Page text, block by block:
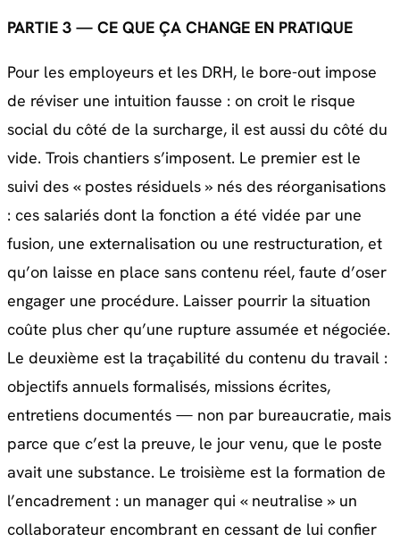
PARTIE 3 — CE QUE ÇA CHANGE EN PRATIQUE
Pour les employeurs et les DRH, le bore-out impose
de réviser une intuition fausse : on croit le risque
social du côté de la surcharge, il est aussi du côté du
vide. Trois chantiers s’imposent. Le premier est le
suivi des « postes résiduels » nés des réorganisations
: ces salariés dont la fonction a été vidée par une
fusion, une externalisation ou une restructuration, et
qu’on laisse en place sans contenu réel, faute d’oser
engager une procédure. Laisser pourrir la situation
coûte plus cher qu’une rupture assumée et négociée.
Le deuxième est la traçabilité du contenu du travail :
objectifs annuels formalisés, missions écrites,
entretiens documentés — non par bureaucratie, mais
parce que c’est la preuve, le jour venu, que le poste
avait une substance. Le troisième est la formation de
l’encadrement : un manager qui « neutralise » un
collaborateur encombrant en cessant de lui confier